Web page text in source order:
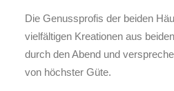
Die Genussprofis der beiden
vielfältigen Kreationen aus
durch den Abend und
von höchster Güte.